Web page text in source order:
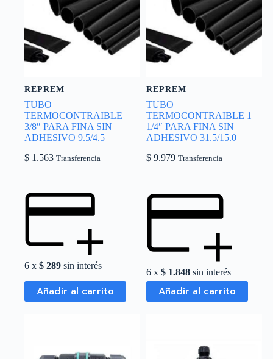
REPREM
TUBO
TERMOCONTRAIBLE
3/8″ PARA FINA SIN
ADHESIVO 9.5/4.5
$ 1.563 Transferencia
6 x $ 289 sin interés
Añadir al carrito
REPREM
TUBO
TERMOCONTRAIBLE 1
1/4″ PARA FINA SIN
ADHESIVO 31.5/15.0
$ 9.979 Transferencia
6 x$ 1.848 sin interés
Añadir al carrito